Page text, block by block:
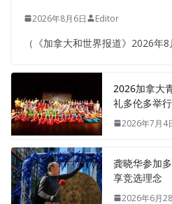
2026年8月6日 Editor
（《加拿大和世界报道》2026年8
2026加拿大
礼多伦多举行
2026年7月4
龚晓华参加
享竞选理念
2026年6月